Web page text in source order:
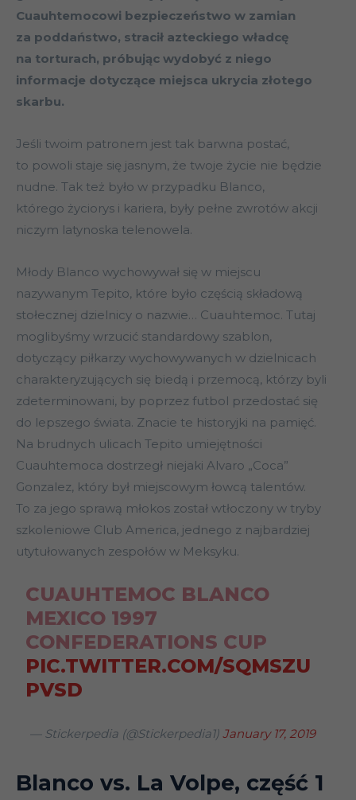
Cuauhtemocowi bezpieczeństwo w zamian
za poddaństwo, stracił azteckiego władcę
na torturach, próbując wydobyć z niego
informacje dotyczące miejsca ukrycia złotego
skarbu.
Jeśli twoim patronem jest tak barwna postać,
to powoli staje się jasnym, że twoje życie nie będzie
nudne. Tak też było w przypadku Blanco,
którego życiorys i kariera, były pełne zwrotów akcji
niczym latynoska telenowela.
Młody Blanco wychowywał się w miejscu
nazywanym Tepito, które było częścią składową
stołecznej dzielnicy o nazwie… Cuauhtemoc. Tutaj
moglibyśmy wrzucić standardowy szablon,
dotyczący piłkarzy wychowywanych w dzielnicach
charakteryzujących się biedą i przemocą, którzy byli
zdeterminowani, by poprzez futbol przedostać się
do lepszego świata. Znacie te historyjki na pamięć.
Na brudnych ulicach Tepito umiejętności
Cuauhtemoca dostrzegł niejaki Alvaro „Coca”
Gonzalez, który był miejscowym łowcą talentów.
To za jego sprawą młokos został wtłoczony w tryby
szkoleniowe Club America, jednego z najbardziej
utytułowanych zespołów w Meksyku.
CUAUHTEMOC BLANCO
MEXICO 1997
CONFEDERATIONS CUP
PIC.TWITTER.COM/SQMSZU
PVSD
— Stickerpedia (@Stickerpedia1) January 17, 2019
Blanco vs. La Volpe, część 1